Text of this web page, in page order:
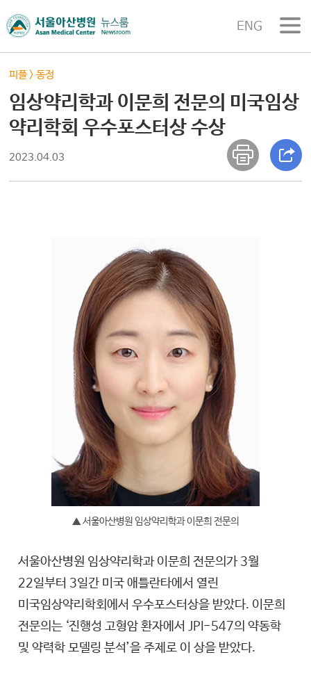
ENG
피플>동정
임상약리학과 이문희 전문의 미국임상
약리학회 우수포스터상 수상
2023.04.03
▲ 서울아산병원 임상약리학과 이문희 전문의
서울아산병원 임상약리학과 이문희 전문의가 3월
22일부터 3일간 미국 애틀란타에서 열린
미국임상약리학회에서 우수포스터상을 받았다. 이문희
전문의는 ‘진행성 고형암 환자에서 JPI-547의 약동학
및 약력학 모델링 분석’을 주제로 이 상을 받았다.